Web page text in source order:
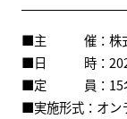
■主 催：株式会
■日 時：2026
■定 員：15
■実施形式：オン